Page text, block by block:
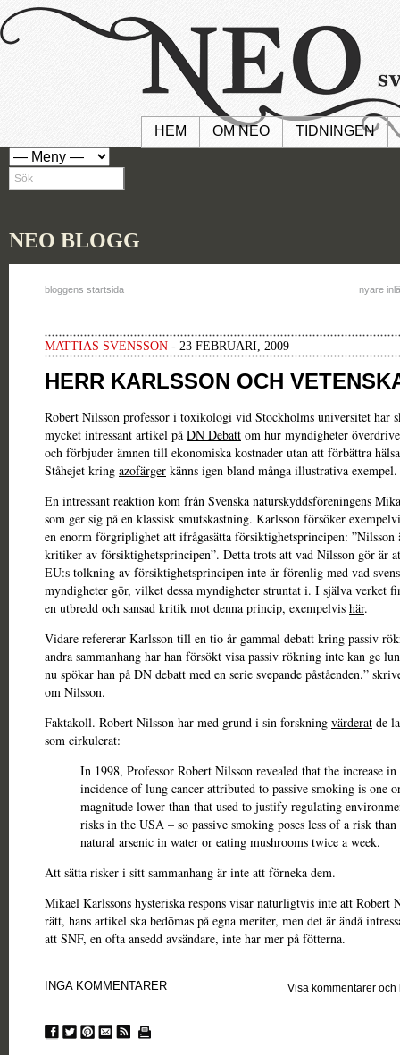
HEM OM NEO TIDNINGEN
NEO BLOGG
bloggens startsida nyare
MATTIAS SVENSSON - 23 FEBRUARI, 2009
HERR KARLSSON OCH
Robert Nilsson professor i toxikologi vid Stockholms universitet har
mycket intressant artikel på DN Debatt om hur myndigheter
och förbjuder ämnen till ekonomiska kostnader utan att förbättra
Ståhejet kring azofärger känns igen bland många illustrativa exempel.
En intressant reaktion kom från Svenska naturskyddsföreningens
som ger sig på en klassisk smutskastning. Karlsson försöker
en enorm förgriplighet att ifrågasätta försiktighetsprincipen:
kritiker av försiktighetsprincipen”. Detta trots att vad Nilsson gör är
EU:s tolkning av försiktighetsprincipen inte är förenlig med vad
myndigheter gör, vilket dessa myndigheter struntat i. I själva verket
en utbredd och sansad kritik mot denna princip, exempelvis här.
Vidare refererar Karlsson till en tio år gammal debatt kring passiv
andra sammanhang har han försökt visa passiv rökning inte kan ge
nu spökar han på DN debatt med en serie svepande påståenden.”
om Nilsson.
Faktakoll. Robert Nilsson har med grund i sin forskning värderat de
som cirkulerat:
In 1998, Professor Robert Nilsson revealed that the increase in
incidence of lung cancer attributed to passive smoking is one
magnitude lower than that used to justify regulating
risks in the USA – so passive smoking poses less of a risk than
natural arsenic in water or eating mushrooms twice a week.
Att sätta risker i sitt sammanhang är inte att förneka dem.
Mikael Karlssons hysteriska respons visar naturligtvis inte att Robert
rätt, hans artikel ska bedömas på egna meriter, men det är ändå
att SNF, en ofta ansedd avsändare, inte har mer på fötterna.
INGA KOMMENTARER Visa kommentarer och